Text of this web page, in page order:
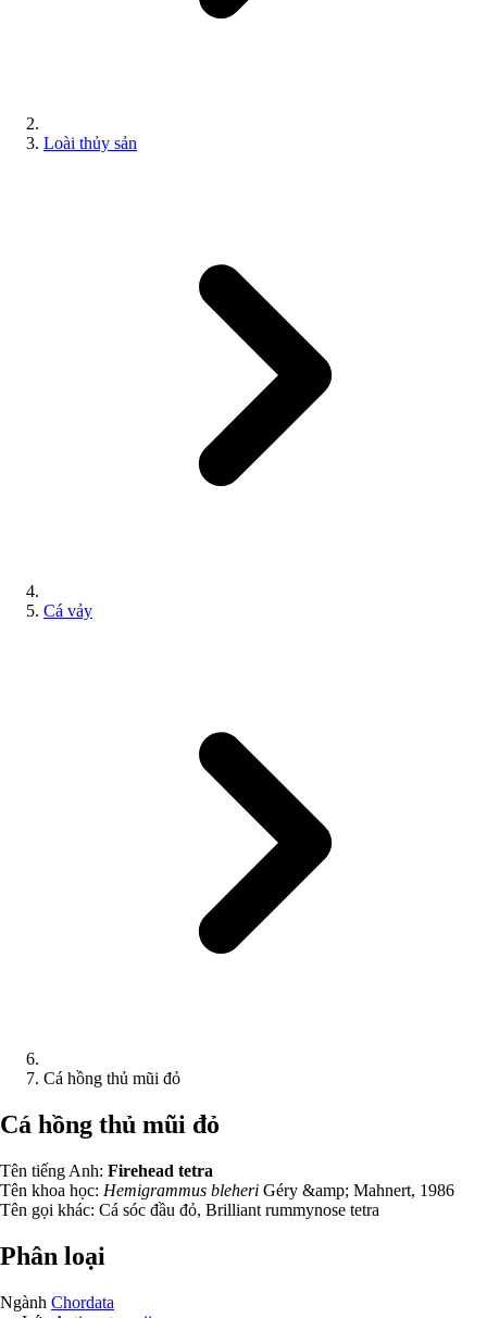
Loài thủy sản
Cá vảy
Cá hồng thủ mũi đỏ
Cá hồng thủ mũi đỏ
Tên tiếng Anh: Firehead tetra
Tên khoa học: Hemigrammus bleheri Géry &amp; Mahnert, 1986
Tên gọi khác: Cá sóc đầu đỏ, Brilliant rummynose tetra
Phân loại
Ngành Chordata